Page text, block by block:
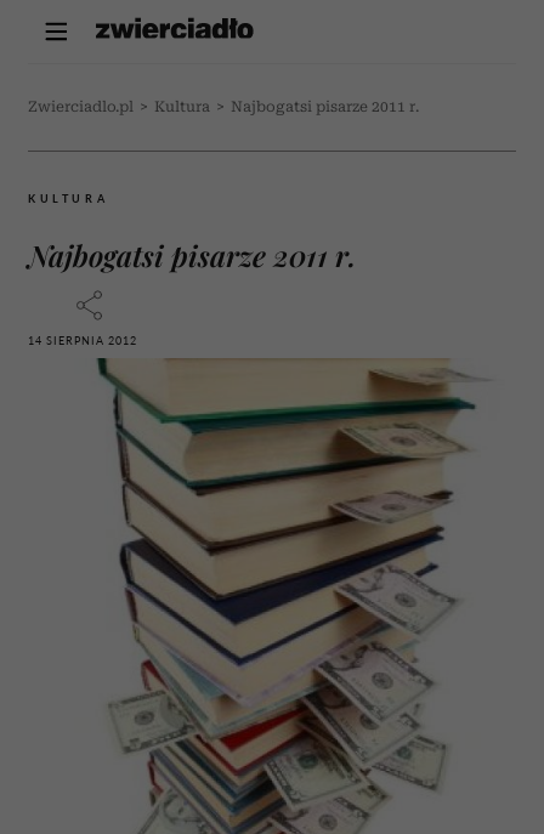
Zwierciadlo.pl > Kultura > Najbogatsi pisarze 2011 r.
KULTURA
Najbogatsi pisarze 2011 r.
14 SIERPNIA 2012